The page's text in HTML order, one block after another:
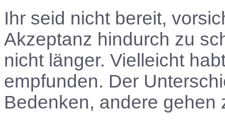
Ihr seid nicht bereit,
Akzeptanz hindurch zu
nicht länger. Vielleicht
empfunden. Der
Bedenken, andere gehen